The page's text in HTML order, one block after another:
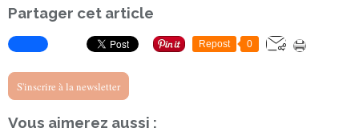
Partager cet article
Repost 0
S'inscrire à la newsletter
Vous aimerez aussi :